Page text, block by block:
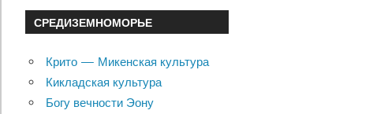
СРЕДИЗЕМНОМОРЬЕ
Крито — Микенская культура
Кикладская культура
Богу вечности Эону